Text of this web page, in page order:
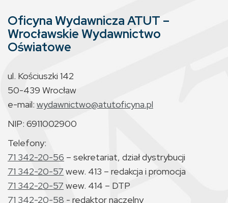
Oficyna Wydawnicza ATUT –
Wrocławskie Wydawnictwo
Oświatowe
ul. Kościuszki 142
50-439 Wrocław
e-mail: wydawnictwo@atutoficyna.pl
NIP: 6911002900
Telefony:
71 342-20-56 – sekretariat, dział dystrybucji
71 342-20-57 wew. 413 – redakcja i promocja
71 342-20-57 wew. 414 – DTP
71 342-20-58 - redaktor naczelny